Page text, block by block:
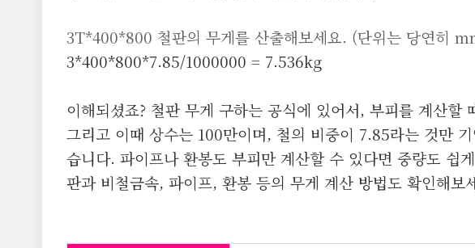
3T*400*800 철판의 무게를 산출해보세요. (단위는 당연히
3*400*800*7.85/1000000 = 7.536kg
이해되셨죠? 철판 무게 구하는 공식에 있어서, 부피를 계산
그리고 이때 상수는 100만이며, 철의 비중이 7.85라는 것만
습니다. 파이프나 환봉도 부피만 계산할 수 있다면 중량도 쉽
판과 비철금속, 파이프, 환봉 등의 무게 계산 방법도 확인해보